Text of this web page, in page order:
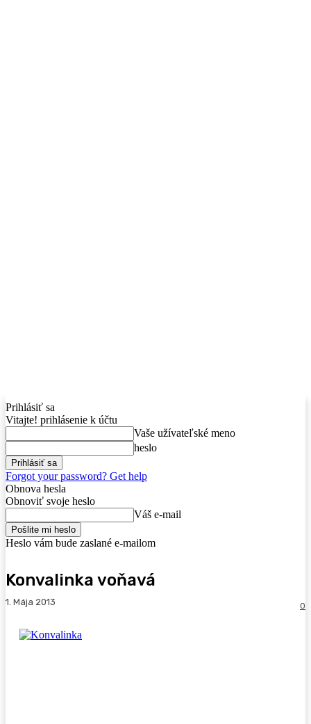
Prihlásiť sa
Vitajte! prihlásenie k účtu
Vaše užívateľské meno
heslo
Forgot your password? Get help
Obnova hesla
Obnoviť svoje heslo
Váš e-mail
Heslo vám bude zaslané e-mailom
Konvalinka voňavá
1. Mája 2013 0